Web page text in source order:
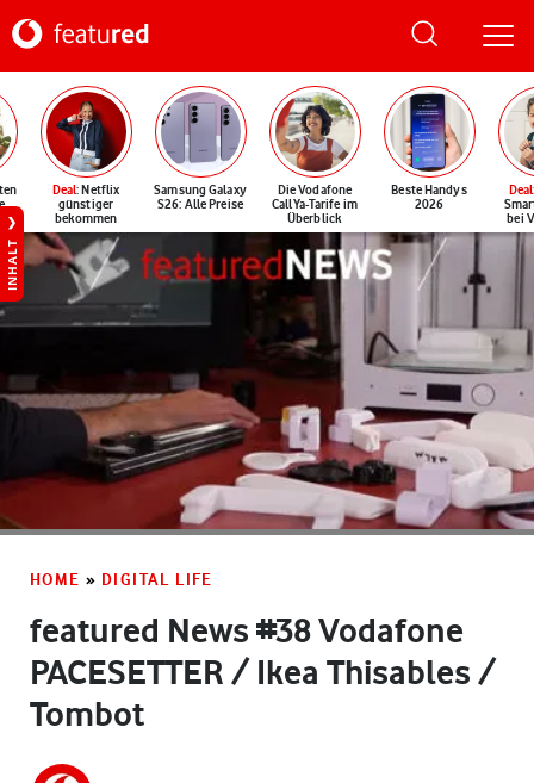
Deal: Netflix
günstiger
bekommen
Samsung Galaxy
S26: Alle Preise
Die Vodafone
CallYa-Tarife im
Überblick
Beste Handys
2026
Deal
bei
INHALT
HOME » DIGITAL LIFE
featured News #38 Vodafone
PACESETTER / Ikea Thisables /
Tombot